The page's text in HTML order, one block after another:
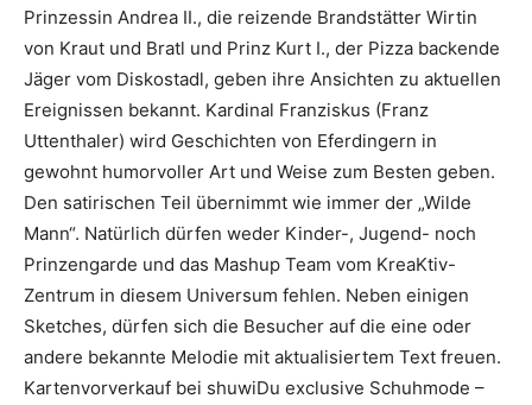
Prinzessin Andrea II., die reizende Brandstätter Wirtin
von Kraut und Bratl und Prinz Kurt I., der Pizza backende
Jäger vom Diskostadl, geben ihre Ansichten zu aktuellen
Ereignissen bekannt. Kardinal Franziskus (Franz
Uttenthaler) wird Geschichten von Eferdingern in
gewohnt humorvoller Art und Weise zum Besten geben.
Den satirischen Teil übernimmt wie immer der „Wilde
Mann“. Natürlich dürfen weder Kinder-, Jugend- noch
Prinzengarde und das Mashup Team vom KreaKtiv-
Zentrum in diesem Universum fehlen. Neben einigen
Sketches, dürfen sich die Besucher auf die eine oder
andere bekannte Melodie mit aktualisiertem Text freuen.
Kartenvorverkauf bei shuwiDu exclusive Schuhmode –